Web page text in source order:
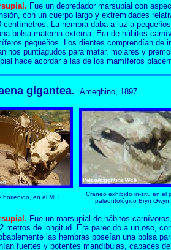
Fue un depredador marsupial con
con un cuerpo largo y extremidades
centímetros. La hembra daba a luz a
bolsa materna externa. Era de hábitos
pequeños. Los dientes comprendían de
puntiagudos para matar, molares y
hace acordar a las de los mamíferos
gigantea. Ameghino, 1897.
borienido, en el MEF.
Cráneo exhibido in-situ en el
paleontológico Bryn
Fue un marsupial de hábitos
metros de longitud. Era parecido a un oso,
las hembras poseían una bolsa
fuertes y potentes mandíbulas, capaces